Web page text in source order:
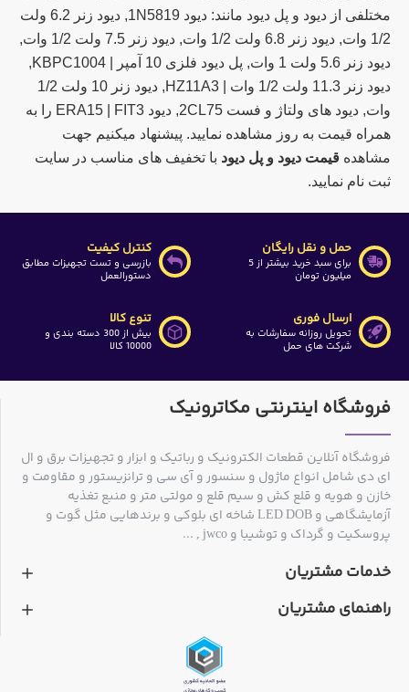
مختلفی از دیود و پل دیود مانند: دیود 1N5819, دیود زنر 6.2 ولت
1/2 وات, دیود زنر 6.8 ولت 1/2 وات, دیود زنر 7.5 ولت 1/2 وات,
دیود زنر 5.6 ولت 1 وات, پل دیود فلزی 10 آمپر | KBPC1004,
دیود زنر 11.3 ولت 1/2 وات | HZ11A3, دیود زنر 10 ولت 1/2
وات, دیود های ولتاژ و فست 2CL75, دیود ERA15 | FIT3 را به
همراه قیمت به روز مشاهده نمایید. پیشنهاد میکنیم جهت
مشاهده قیمت دیود و پل دیود با تخفیف های مناسب در سایت
ثبت نام نمایید.
حمل و نقل رایگان
برای سبد خرید بیشتر از 5
میلیون تومان
کنترل کیفیت
بازرسی و تست تجهیزات مطابق
دستورالعمل
ارسال فوری
تحویل روزانه سفارشات به
شرکت های حمل
تنوع کالا
بیش از 300 دسته بندی و
10000 کالا
فروشگاه اینترنتی مکاترونیک
فروشگاه آنلاین قطعات الکترونیک و رباتیک و ابزار و تجهیزات برق و ال
ای دی شامل انواع ماژول و سنسور و آی سی و ترانزیستور و مقاومت و
خازن و هویه و قلع کش و سیم قلع و مولتی متر و منبع تغذیه
آزمایشگاهی و LED DOB شاخه ای بلوکی و برندهایی مثل گوت و
پروسکیت و گرداک و توشیبا و jwco , ...
خدمات مشتریان
راهنمای مشتریان